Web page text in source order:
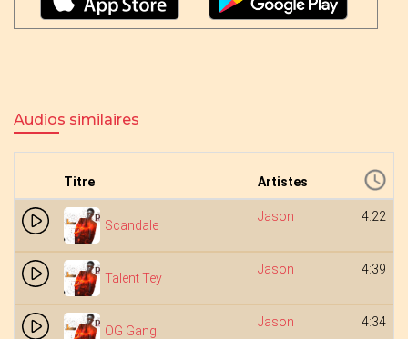
Audios similaires
Titre Artistes
Scandale
Jason 4:22
Talent Tey
Jason 4:39
OG Gang
Jason 4:34